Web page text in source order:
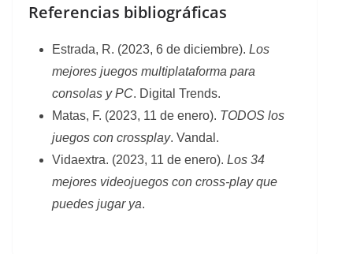
Referencias bibliográficas
Estrada, R. (2023, 6 de diciembre). Los
mejores juegos multiplataforma para
consolas y PC. Digital Trends.
Matas, F. (2023, 11 de enero). TODOS los
juegos con crossplay. Vandal.
Vidaextra. (2023, 11 de enero). Los 34
mejores videojuegos con cross-play que
puedes jugar ya.